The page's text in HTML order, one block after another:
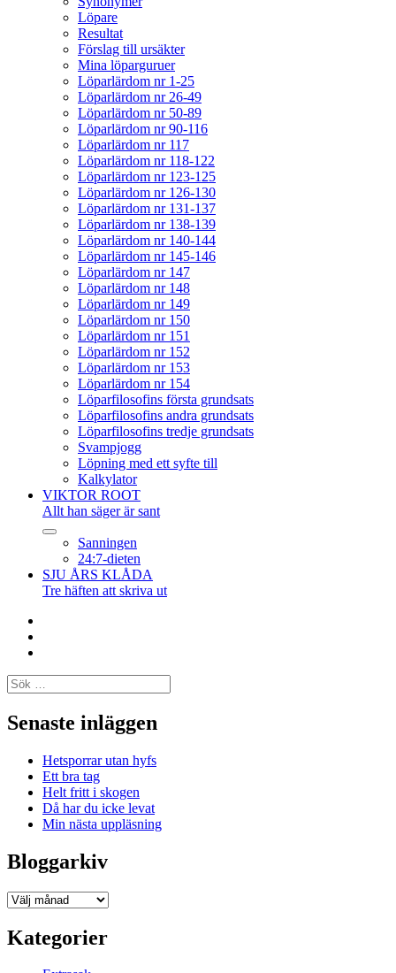
Löpare
Resultat
Förslag till ursäkter
Mina löparguruer
Löparlärdom nr 1-25
Löparlärdom nr 26-49
Löparlärdom nr 50-89
Löparlärdom nr 90-116
Löparlärdom nr 117
Löparlärdom nr 118-122
Löparlärdom nr 123-125
Löparlärdom nr 126-130
Löparlärdom nr 131-137
Löparlärdom nr 138-139
Löparlärdom nr 140-144
Löparlärdom nr 145-146
Löparlärdom nr 147
Löparlärdom nr 148
Löparlärdom nr 149
Löparlärdom nr 150
Löparlärdom nr 151
Löparlärdom nr 152
Löparlärdom nr 153
Löparlärdom nr 154
Löparfilosofins första grundsats
Löparfilosofins andra grundsats
Löparfilosofins tredje grundsats
Svampjogg
Löpning med ett syfte till
Kalkylator
VIKTOR ROOT
Allt han säger är sant
expandera
undermeny
Sanningen
24:7-dieten
SJU ÅRS KLÅDA
Tre häften att skriva ut
Sök
efter:
Senaste inläggen
Hetsporrar utan hyfs
Ett bra tag
Helt fritt i skogen
Då har du icke levat
Min nästa uppläsning
Bloggarkiv
Bloggarkiv
Kategorier